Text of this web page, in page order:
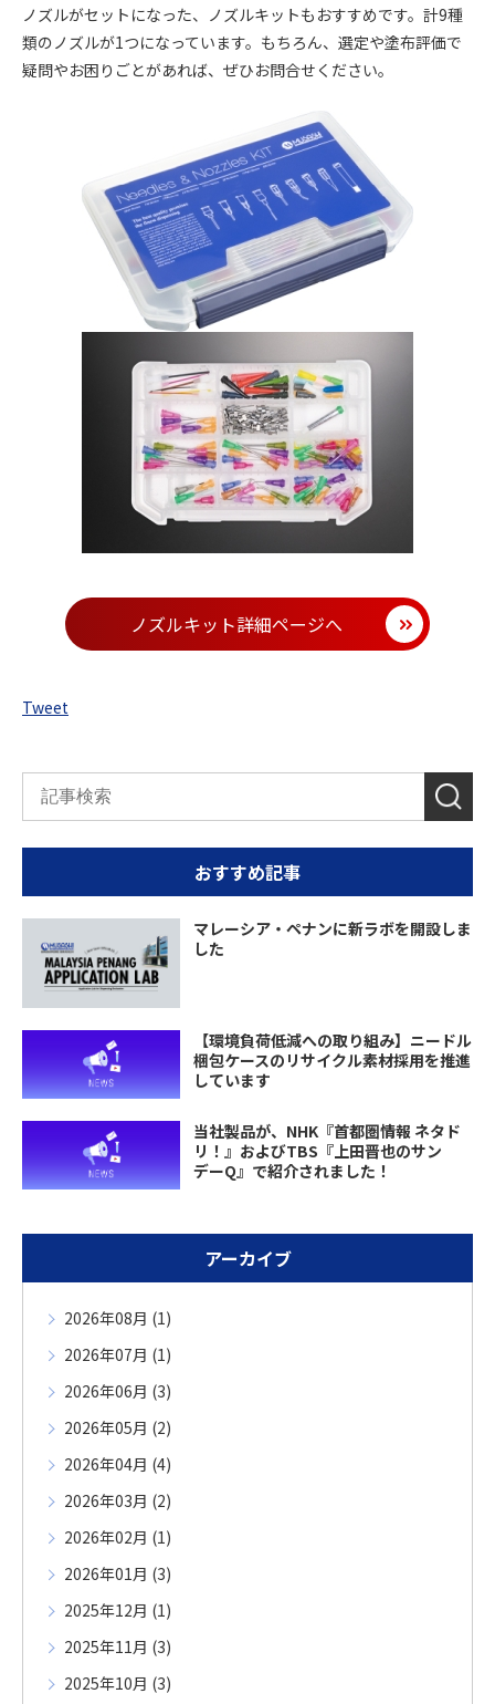
ノズルがセットになった、ノズルキットもおすすめです。計9種
類のノズルが1つになっています。もちろん、選定や塗布評価で
疑問やお困りごとがあれば、ぜひお問合せください。
ノズルキット詳細ページへ
Tweet
おすすめ記事
マレーシア・ペナンに新ラボを開設しま
した
【環境負荷低減への取り組み】ニードル
梱包ケースのリサイクル素材採用を推進
しています
当社製品が、NHK『首都圏情報 ネタド
リ！』およびTBS『上田晋也のサン
デーQ』で紹介されました！
アーカイブ
2026年08月 (1)
2026年07月 (1)
2026年06月 (3)
2026年05月 (2)
2026年04月 (4)
2026年03月 (2)
2026年02月 (1)
2026年01月 (3)
2025年12月 (1)
2025年11月 (3)
2025年10月 (3)